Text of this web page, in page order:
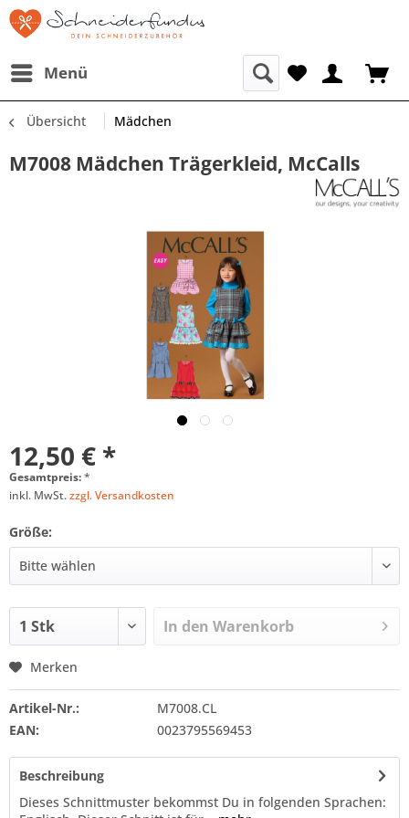
Menü
Übersicht Mädchen
M7008 Mädchen Trägerkleid, McCalls
12,50 € *
Gesamtpreis:*
inkl. MwSt.zzgl. Versandkosten
Größe:
In den Warenkorb
Merken
Artikel-Nr.:
M7008.CL
EAN:
0023795569453
Beschreibung
Dieses Schnittmuster bekommst Du in folgenden Sprachen: